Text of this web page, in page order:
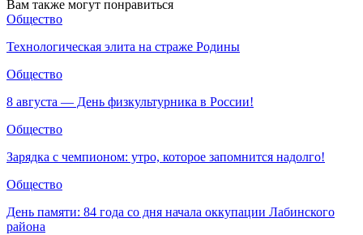
Вам также могут понравиться
Общество
Технологическая элита на страже Родины
Общество
8 августа — День физкультурника в России!
Общество
Зарядка с чемпионом: утро, которое запомнится надолго!
Общество
День памяти: 84 года со дня начала оккупации Лабинского
района